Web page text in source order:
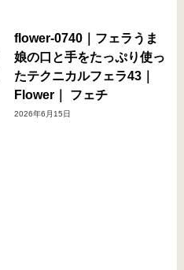
flower-0740｜フェラうま
娘の口と手をたっぷり使っ
たテクニカルフェラ43｜
Flower｜ フェチ
2026年6月15日